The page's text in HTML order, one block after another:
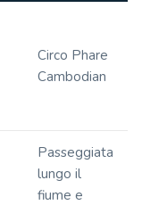
Circo Phare
Cambodian
Passeggiata
lungo il
fiume e